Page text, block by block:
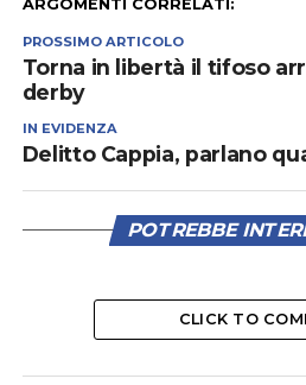
ARGOMENTI CORRELATI:
PROSSIMO ARTICOLO
Torna in libertà il tifoso
derby
IN EVIDENZA
Delitto Cappia, parlano
POTREBBE
CLICK TO